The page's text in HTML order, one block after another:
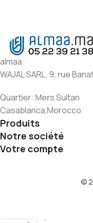
almaa
WAJAL SARL, 9, rue
Quartier: Mers Sultan
Casablanca,Morocco
Produits
Notre société
Votre compte
©